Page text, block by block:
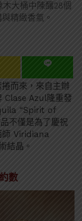
大桶中陳釀28個
精緻香氣。
而來，來自主辦
Clase Azul隆重發
“Spirit of
不僅是為了慶祝
師 Viridiana
結晶。
數